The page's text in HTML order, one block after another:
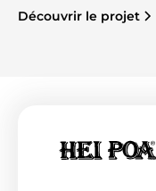
Découvrir le projet